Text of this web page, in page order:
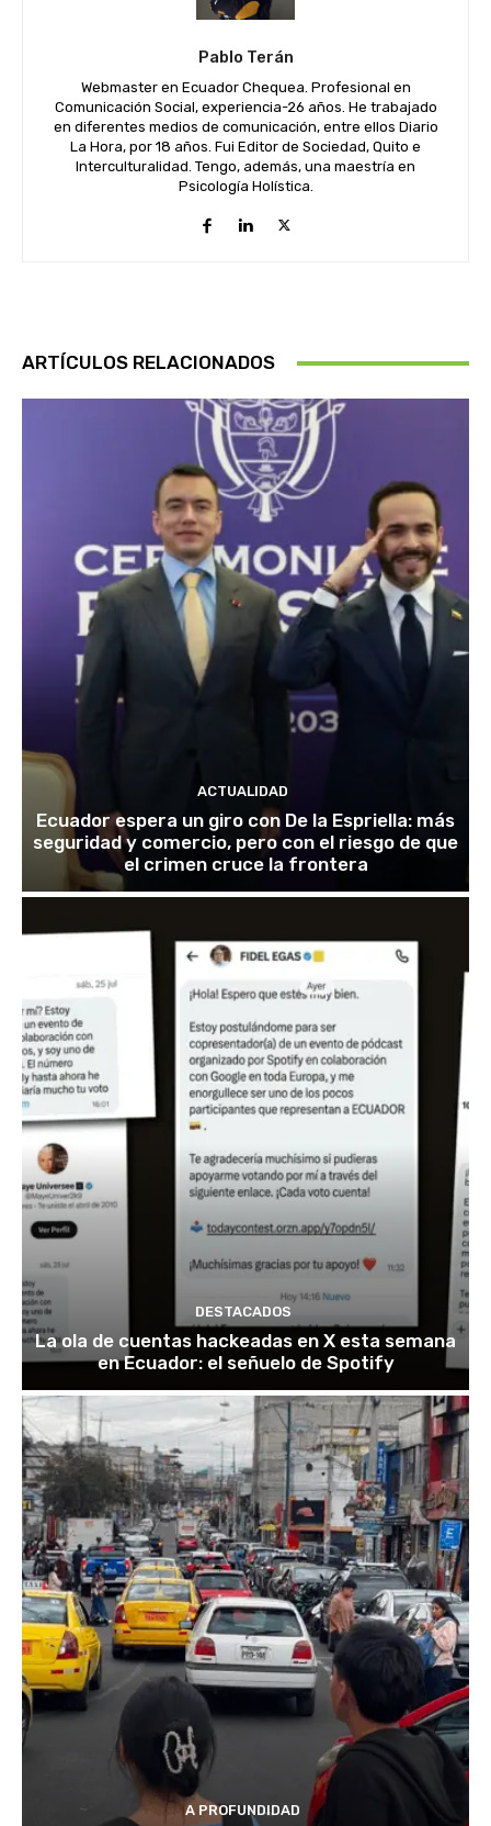
Pablo Terán
Webmaster en Ecuador Chequea. Profesional en
Comunicación Social, experiencia-26 años. He trabajado
en diferentes medios de comunicación, entre ellos Diario
La Hora, por 18 años. Fui Editor de Sociedad, Quito e
Interculturalidad. Tengo, además, una maestría en
Psicología Holística.
ARTÍCULOS RELACIONADOS
ACTUALIDAD
Ecuador espera un giro con De la Espriella: más
seguridad y comercio, pero con el riesgo de que
el crimen cruce la frontera
DESTACADOS
La ola de cuentas hackeadas en X esta semana
en Ecuador: el señuelo de Spotify
A PROFUNDIDAD